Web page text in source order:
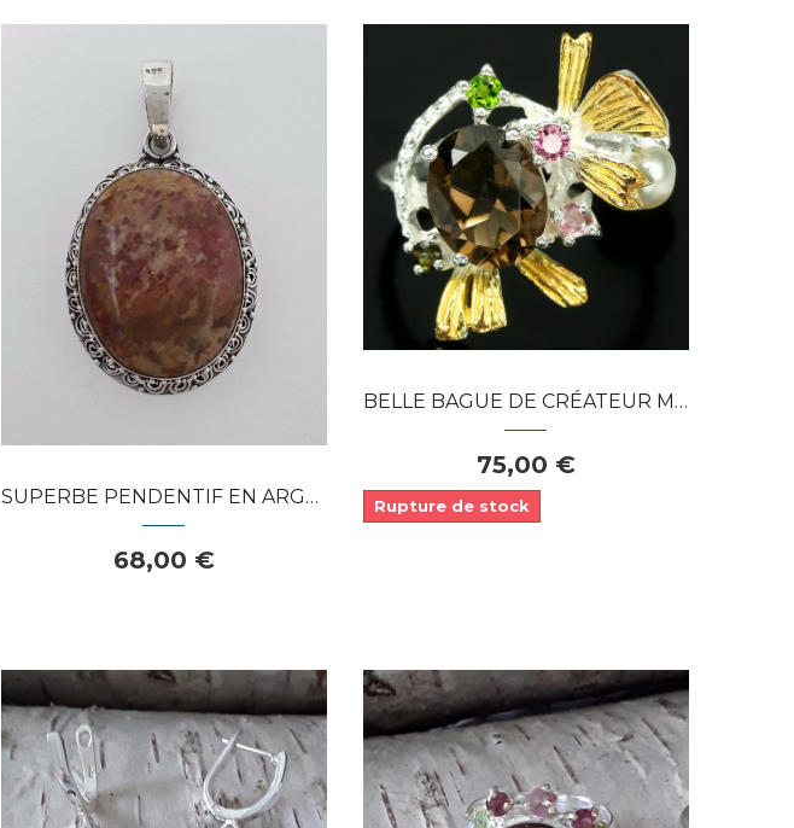
APERÇU RAPIDE
SUPERBE PENDENTIF EN ARGENT 925 ORNE D'UNE...
68,00 €
Dans mon panier
APERÇU RAPIDE
BELLE BAGUE DE CRÉATEUR MULTI-PIERRES...
75,00 €
Rupture de stock